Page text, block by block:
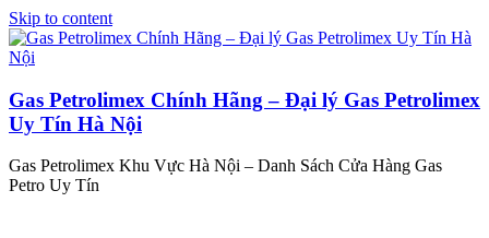
Skip to content
Gas Petrolimex Chính Hãng – Đại lý Gas Petrolimex
Uy Tín Hà Nội
Gas Petrolimex Khu Vực Hà Nội – Danh Sách Cửa Hàng Gas
Petro Uy Tín